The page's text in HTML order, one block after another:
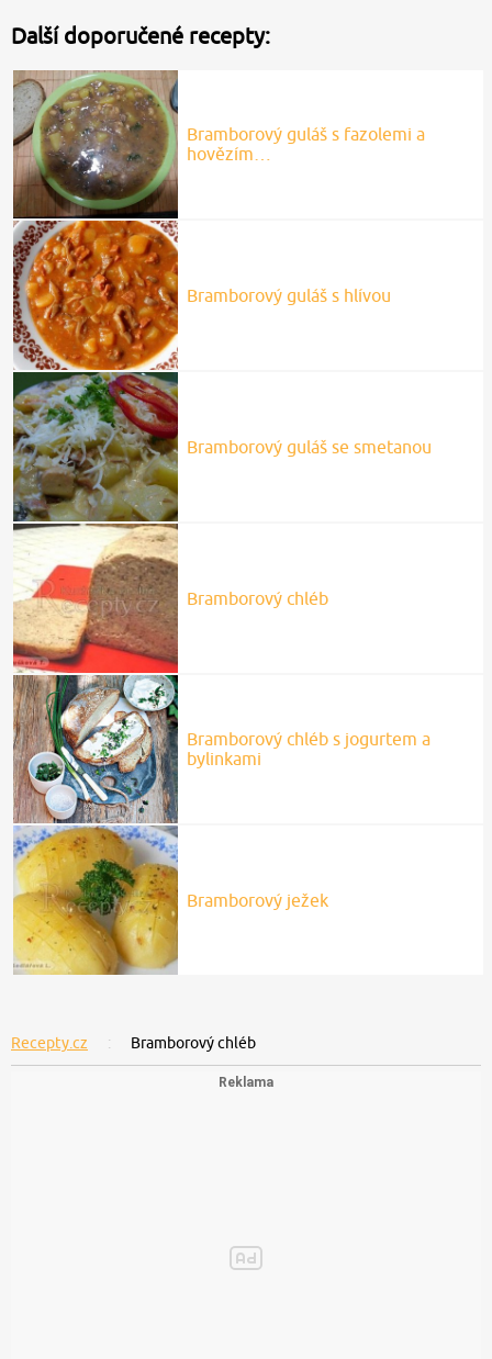
Další doporučené recepty:
Bramborový guláš s fazolemi a
hovězím…
Bramborový guláš s hlívou
Bramborový guláš se smetanou
Bramborový chléb
Bramborový chléb s jogurtem a
bylinkami
Bramborový ježek
Recepty.cz Bramborový chléb